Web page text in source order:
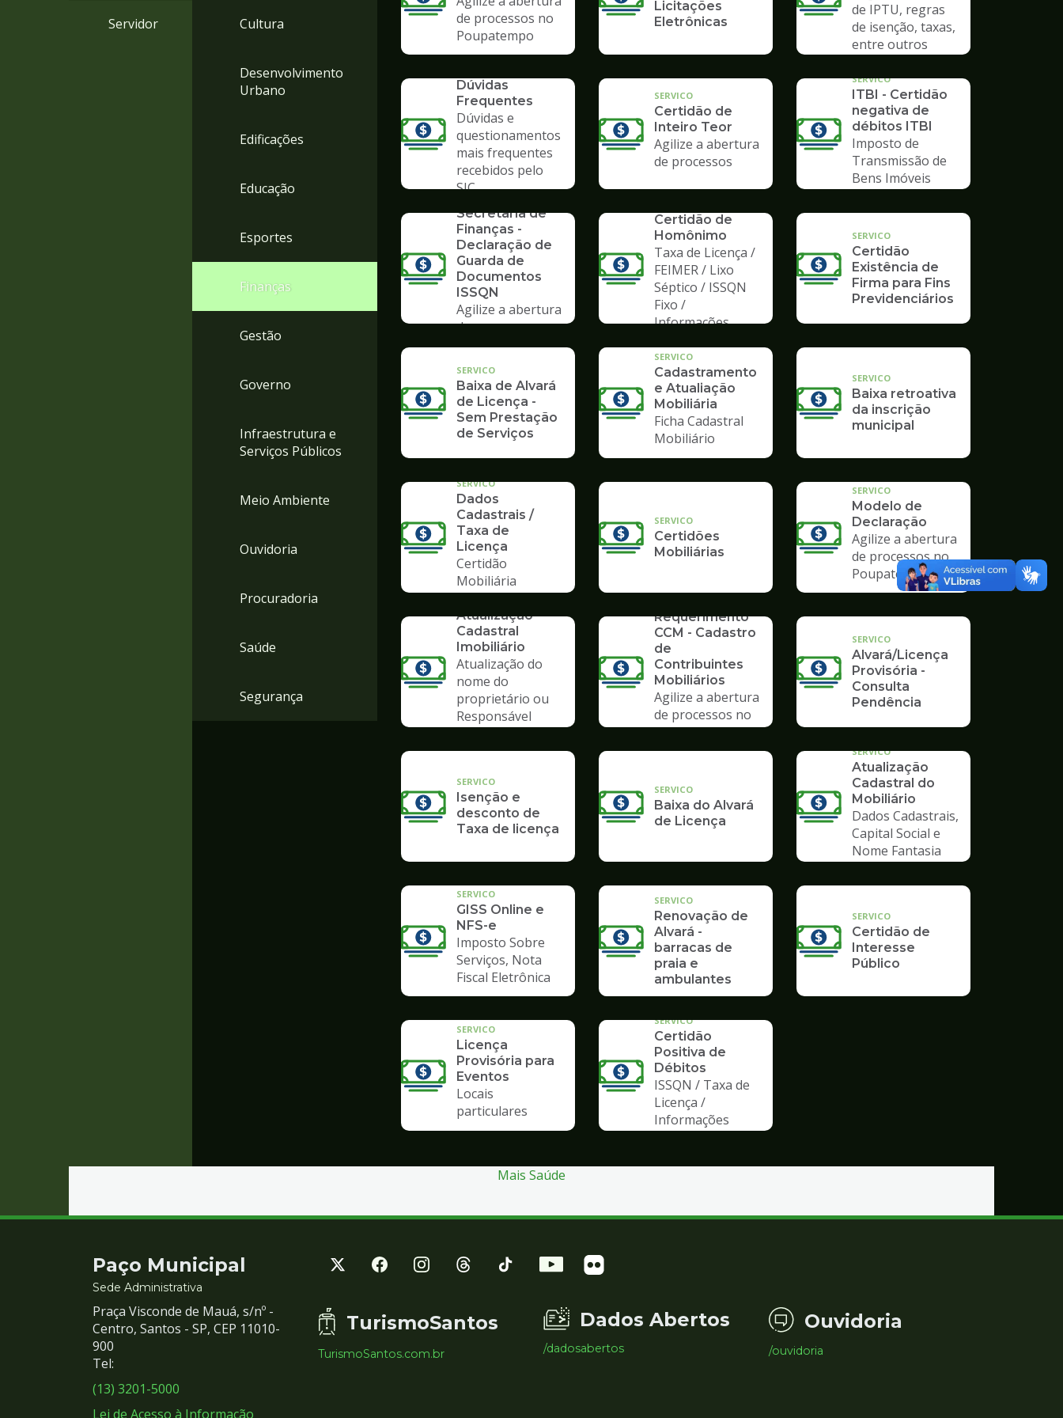
Servidor Cultura
Desenvolvimento
Urbano
Edificações
Educação
Esportes
Finanças
Gestão
Governo
Infraestrutura e
Serviços Públicos
Meio Ambiente
Ouvidoria
Procuradoria
Saúde
Segurança
de processos no
Poupatempo
Licitações
Eletrônicas
de IPTU, regras
de isenção, taxas,
entre outros
Dúvidas
Frequentes
Dúvidas e
questionamentos
mais frequentes
recebidos pelo
SIC
SERVICO
Certidão de
Inteiro Teor
Agilize a abertura
de processos
SERVICO
ITBI - Certidão
negativa de
débitos ITBI
Imposto de
Transmissão de
Bens Imóveis
SERVICO
Secretaria de
Finanças -
Declaração de
Guarda de
Documentos
ISSQN
Agilize a abertura
de processos no
Poupatempo
Certidão de
Homônimo
Taxa de Licença /
FEIMER / Lixo
Séptico / ISSQN
Fixo /
Informações
SERVICO
Certidão
Existência de
Firma para Fins
Previdenciários
SERVICO
Baixa de Alvará
de Licença -
Sem Prestação
de Serviços
SERVICO
Cadastramento
e Atualiação
Mobiliária
Ficha Cadastral
Mobiliário
SERVICO
Baixa retroativa
da inscrição
municipal
SERVICO
Dados
Cadastrais /
Taxa de
Licença
Certidão
Mobiliária
SERVICO
Certidões
Mobiliárias
SERVICO
Modelo de
Declaração
Agilize a abertura
de processos no
Poupatempo
Atualização
Cadastral
Imobiliário
Atualização do
nome do
proprietário ou
Responsável
Requerimento
CCM - Cadastro
de
Contribuintes
Mobiliários
Agilize a abertura
de processos no
Poupatempo
SERVICO
Alvará/Licença
Provisória -
Consulta
Pendência
SERVICO
Isenção e
desconto de
Taxa de licença
SERVICO
Baixa do Alvará
de Licença
SERVICO
Atualização
Cadastral do
Mobiliário
Dados Cadastrais,
Capital Social e
Nome Fantasia
SERVICO
GISS Online e
NFS-e
Imposto Sobre
Serviços, Nota
Fiscal Eletrônica
SERVICO
Renovação de
Alvará -
barracas de
praia e
ambulantes
SERVICO
Certidão de
Interesse
Público
SERVICO
Licença
Provisória para
Eventos
Locais
particulares
SERVICO
Certidão
Positiva de
Débitos
ISSQN / Taxa de
Licença /
Informações
Mais Saúde
Contato
e
Redes
Sociais
Paço Municipal
Sede Administrativa
Praça Visconde de Mauá, s/nº -
Centro, Santos - SP, CEP 11010-
900
Tel:
(13) 3201-5000
Lei de Acesso à Informação
TurismoSantos
TurismoSantos.com.br
Dados Abertos
/dadosabertos
Ouvidoria
/ouvidoria